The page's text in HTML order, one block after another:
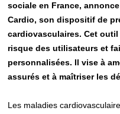
sociale en France,
Cardio, son dispositif de
cardiovasculaires. Cet
risque des utilisateurs et
personnalisées. Il vise à
assurés et à maîtriser les
Les maladies